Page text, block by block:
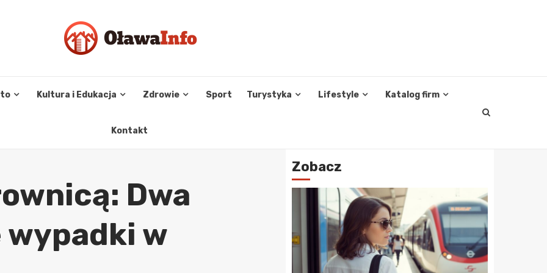
Kultura i Edukacja Zdrowie Sport Turystyka Lifestyle Katalog firm
Kontakt
Dwa
w
Zobacz